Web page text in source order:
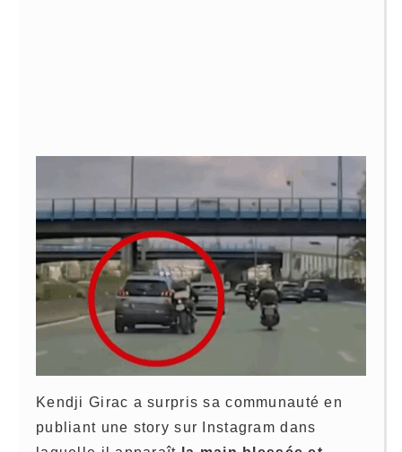
Kendji Girac a surpris sa communauté en
publiant une story sur Instagram dans